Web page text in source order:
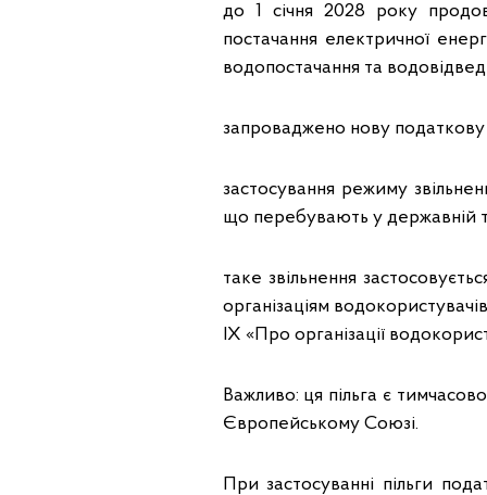
до 1 січня 2028 року
постачання електричної
водопостачання та
запроваджено нову податкову
застосування режиму
що перебувають у державній
таке звільнення
організаціям
ІХ «Про організації
Важливо: ця пільга є
Європейському Союзі.
При застосуванні пільги